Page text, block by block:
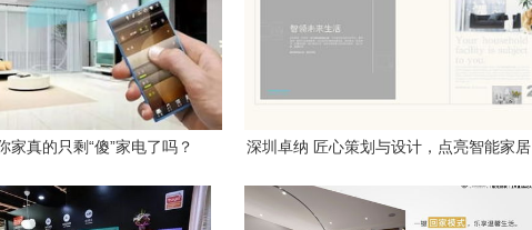
家真的只剩“傻”家电了吗？
深圳卓纳 匠心策划与设计，点亮智能家居